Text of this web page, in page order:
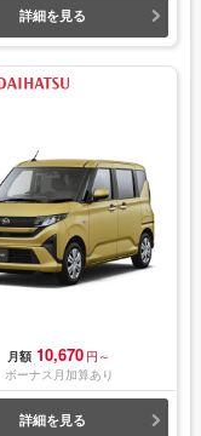
詳細を見る
月額 10,670 円～
ボーナス月加算あり
詳細を見る